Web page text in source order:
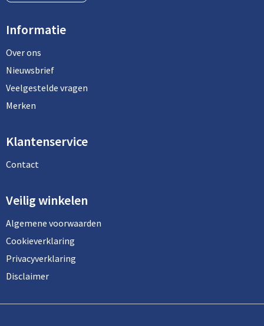
Informatie
Over ons
Nieuwsbrief
Veelgestelde vragen
Merken
Klantenservice
Contact
Veilig winkelen
Algemene voorwaarden
Cookieverklaring
Privacyverklaring
Disclaimer